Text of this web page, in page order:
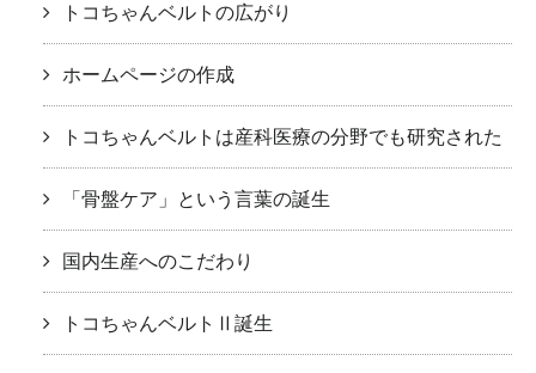
トコちゃんベルトの広がり
ホームページの作成
トコちゃんベルトは産科医療の分野でも研究された
「骨盤ケア」という言葉の誕生
国内生産へのこだわり
トコちゃんベルトⅡ誕生